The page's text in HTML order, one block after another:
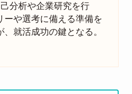
分析や企業研究を行
ーや選考に備える準備を
就活成功の鍵となる。